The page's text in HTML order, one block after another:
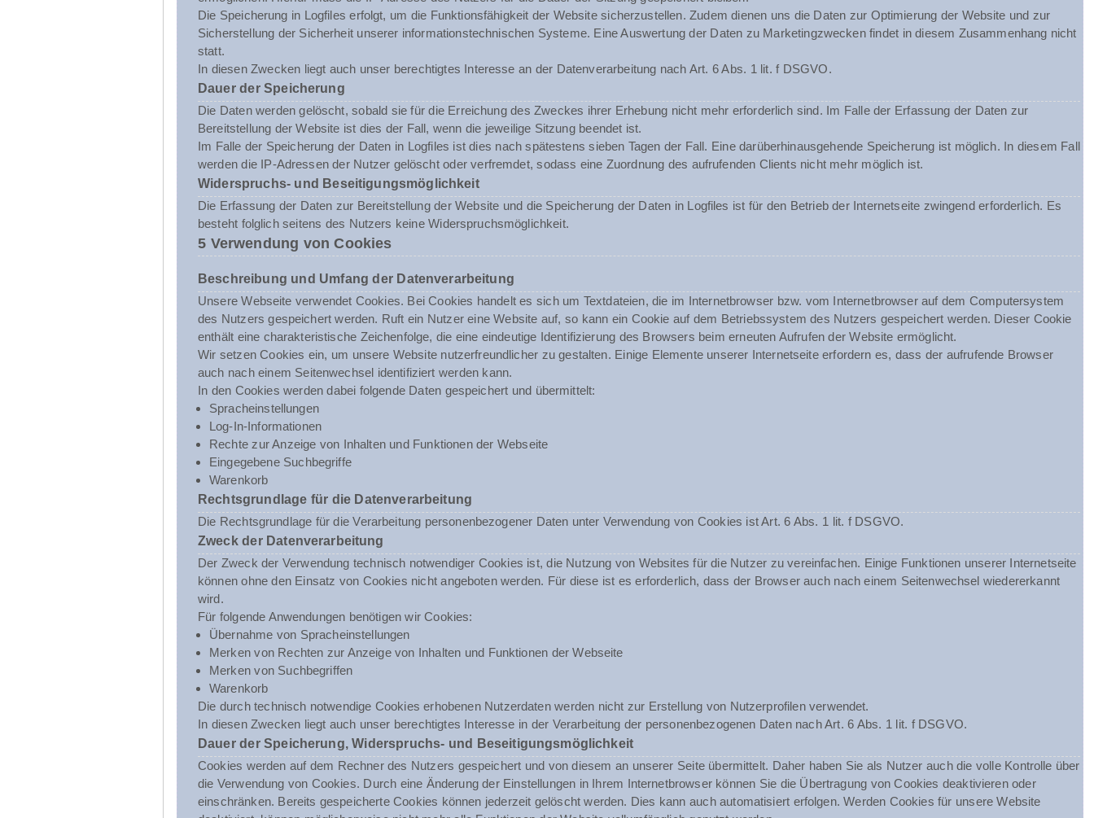
Die Speicherung in Logfiles erfolgt, um die Funktionsfähigkeit der Website sicherzustellen. Zudem dienen uns die Daten zur Optimierung der Website und zur
Sicherstellung der Sicherheit unserer informationstechnischen Systeme. Eine Auswertung der Daten zu Marketingzwecken findet in diesem Zusammenhang nicht
statt.
In diesen Zwecken liegt auch unser berechtigtes Interesse an der Datenverarbeitung nach Art. 6 Abs. 1 lit. f DSGVO.
Dauer der Speicherung
Die Daten werden gelöscht, sobald sie für die Erreichung des Zweckes ihrer Erhebung nicht mehr erforderlich sind. Im Falle der Erfassung der Daten zur
Bereitstellung der Website ist dies der Fall, wenn die jeweilige Sitzung beendet ist.
Im Falle der Speicherung der Daten in Logfiles ist dies nach spätestens sieben Tagen der Fall. Eine darüberhinausgehende Speicherung ist möglich. In diesem Fall
werden die IP-Adressen der Nutzer gelöscht oder verfremdet, sodass eine Zuordnung des aufrufenden Clients nicht mehr möglich ist.
Widerspruchs- und Beseitigungsmöglichkeit
Die Erfassung der Daten zur Bereitstellung der Website und die Speicherung der Daten in Logfiles ist für den Betrieb der Internetseite zwingend erforderlich. Es
besteht folglich seitens des Nutzers keine Widerspruchsmöglichkeit.
5 Verwendung von Cookies
Beschreibung und Umfang der Datenverarbeitung
Unsere Webseite verwendet Cookies. Bei Cookies handelt es sich um Textdateien, die im Internetbrowser bzw. vom Internetbrowser auf dem Computersystem
des Nutzers gespeichert werden. Ruft ein Nutzer eine Website auf, so kann ein Cookie auf dem Betriebssystem des Nutzers gespeichert werden. Dieser Cookie
enthält eine charakteristische Zeichenfolge, die eine eindeutige Identifizierung des Browsers beim erneuten Aufrufen der Website ermöglicht.
Wir setzen Cookies ein, um unsere Website nutzerfreundlicher zu gestalten. Einige Elemente unserer Internetseite erfordern es, dass der aufrufende Browser
auch nach einem Seitenwechsel identifiziert werden kann.
In den Cookies werden dabei folgende Daten gespeichert und übermittelt:
Spracheinstellungen
Log-In-Informationen
Rechte zur Anzeige von Inhalten und Funktionen der Webseite
Eingegebene Suchbegriffe
Warenkorb
Rechtsgrundlage für die Datenverarbeitung
Die Rechtsgrundlage für die Verarbeitung personenbezogener Daten unter Verwendung von Cookies ist Art. 6 Abs. 1 lit. f DSGVO.
Zweck der Datenverarbeitung
Der Zweck der Verwendung technisch notwendiger Cookies ist, die Nutzung von Websites für die Nutzer zu vereinfachen. Einige Funktionen unserer Internetseite
können ohne den Einsatz von Cookies nicht angeboten werden. Für diese ist es erforderlich, dass der Browser auch nach einem Seitenwechsel wiedererkannt
wird.
Für folgende Anwendungen benötigen wir Cookies:
Übernahme von Spracheinstellungen
Merken von Rechten zur Anzeige von Inhalten und Funktionen der Webseite
Merken von Suchbegriffen
Warenkorb
Die durch technisch notwendige Cookies erhobenen Nutzerdaten werden nicht zur Erstellung von Nutzerprofilen verwendet.
In diesen Zwecken liegt auch unser berechtigtes Interesse in der Verarbeitung der personenbezogenen Daten nach Art. 6 Abs. 1 lit. f DSGVO.
Dauer der Speicherung, Widerspruchs- und Beseitigungsmöglichkeit
Cookies werden auf dem Rechner des Nutzers gespeichert und von diesem an unserer Seite übermittelt. Daher haben Sie als Nutzer auch die volle Kontrolle über
die Verwendung von Cookies. Durch eine Änderung der Einstellungen in Ihrem Internetbrowser können Sie die Übertragung von Cookies deaktivieren oder
einschränken. Bereits gespeicherte Cookies können jederzeit gelöscht werden. Dies kann auch automatisiert erfolgen. Werden Cookies für unsere Website